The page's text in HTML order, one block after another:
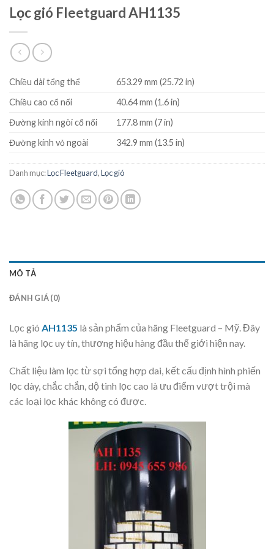
Lọc gió Fleetguard AH1135
Chiều dài tổng thể
653.29 mm (25.72 in)
Chiều cao cổ nối
40.64 mm (1.6 in)
Đường kính ngòi cổ nối
177.8 mm (7 in)
Đường kính vỏ ngoài
342.9 mm (13.5 in)
Danh mục:Lọc Fleetguard,Lọc gió
MÔ TẢ
ĐÁNH GIÁ (0)
Lọc gió AH1135 là sản phẩm của hãng Fleetguard – Mỹ. Đây
là hãng lọc uy tín, thương hiệu hàng đầu thế giới hiện nay.
Chất liệu làm lọc từ sợi tổng hợp dai, kết cấu định hình phiến
lọc dày, chắc chắn, dộ tinh lọc cao là ưu điểm vượt trội mà
các loại lọc khác không có được.